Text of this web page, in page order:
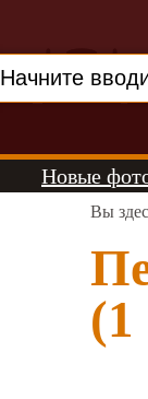
Новые
Вы
(1